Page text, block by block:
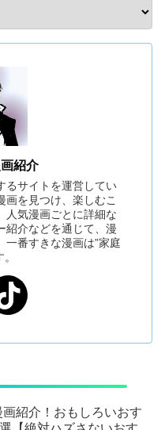
紹介
るサイトを運営してい
画を見つけ、楽しむこ
人気漫画ごとに詳細な
紹介などを通じて、漫
一番すきな漫画は”家庭
画紹介！おもしろいおす